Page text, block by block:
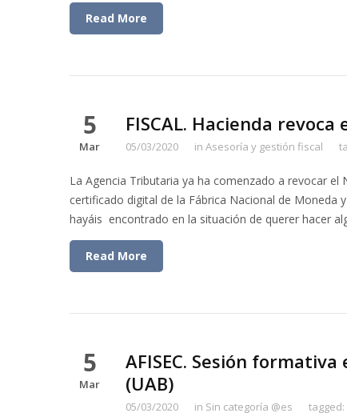
Read More
5
Mar
FISCAL. Hacienda
05/03/2020 in Asesoría y gestión fiscal
La Agencia Tributaria ya ha comenzado a revocar
certificado digital de la Fábrica Nacional de
hayáis encontrado en la situación de querer hacer
Read More
5
Mar
AFISEC. Sesión
(UAB)
05/03/2020 in Sin categoría @es tagged: